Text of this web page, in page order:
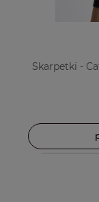
Skarpetki -